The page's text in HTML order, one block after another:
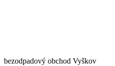
bezodpadový obchod Vyškov